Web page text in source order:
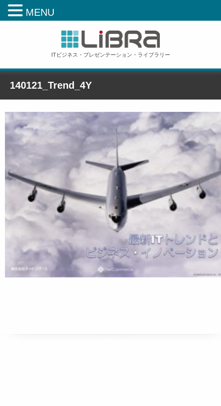
ITビジネス・プレゼンテーション・ライブラリー
140121_Trend_4Y
ホーム » 140121_Trend_4Y
MENU